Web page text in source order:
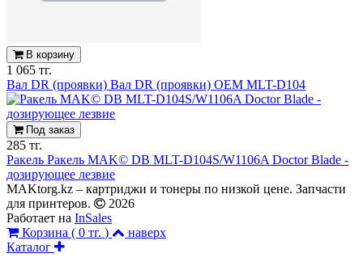
В корзину
1 065 тг.
Вал DR (проявки) Вал DR (проявки) OEM MLT-D104
Под заказ
285 тг.
Ракель Ракель MAK© DB MLT-D104S/W1106A Doсtor Blade -
дозирующее лезвие
MAKtorg.kz – картриджи и тонеры по низкой цене. Запчасти
для принтеров.
2026
Работает на InSales
Корзина ( 0 тг. )
наверх
Каталог